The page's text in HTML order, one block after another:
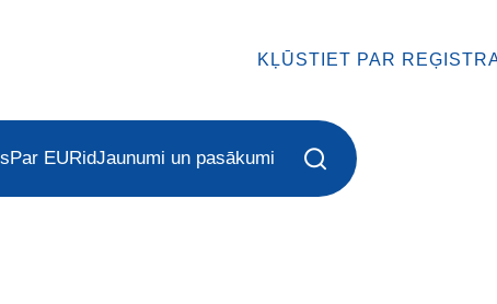
KĻŪSTIET PAR
Par EURidJaunumi un pasākumi